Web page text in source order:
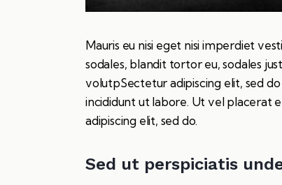
Mauris eu nisi eget nisi imperdiet
sodales, blandit tortor eu, sodales
volutpSectetur adipiscing elit, sed
incididunt ut labore. Ut vel placerat
adipiscing elit, sed do.
Sed ut perspiciatis